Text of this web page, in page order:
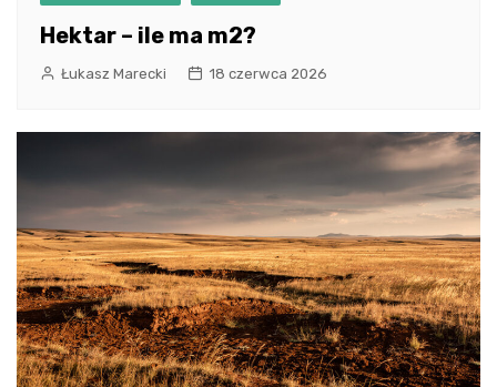
Hektar – ile ma m2?
Łukasz Marecki 18 czerwca 2026